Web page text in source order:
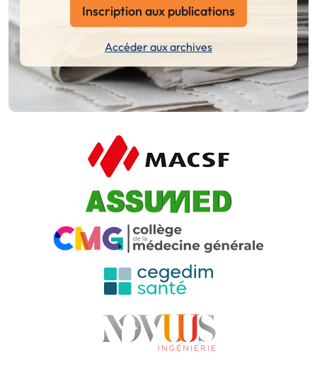
Inscription aux publications
Accéder aux archives